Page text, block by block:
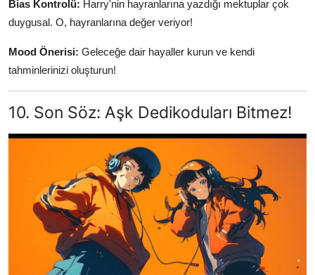
Bias Kontrolü: Harry'nin hayranlarına yazdığı mektuplar çok
duygusal. O, hayranlarına değer veriyor!
Mood Önerisi: Geleceğe dair hayaller kurun ve kendi
tahminlerinizi oluşturun!
10. Son Söz: Aşk Dedikoduları Bitmez!